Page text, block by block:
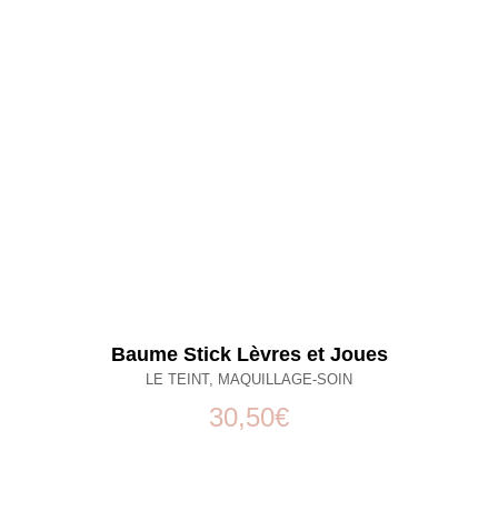
Baume Stick Lèvres et Joues
LE TEINT, MAQUILLAGE-SOIN
30,50€